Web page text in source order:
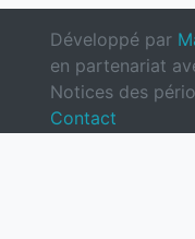
Développé par
en partenariat
Notices des
Contact